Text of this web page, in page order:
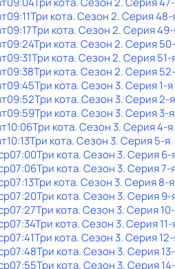
09:11Три кота. Сезон 2. Серия 48-
09:17Три кота. Сезон 2. Серия
09:24Три кота. Сезон 2. Серия
09:31Три кота. Сезон 2. Серия 51-
09:38Три кота. Сезон 2. Серия
09:45Три кота. Сезон 3. Серия 1-я
09:52Три кота. Сезон 3. Серия 2-я
09:59Три кота. Сезон 3. Серия 3-я
10:06Три кота. Сезон 3. Серия 4-я
10:13Три кота. Сезон 3. Серия 5-я
07:00Три кота. Сезон 3. Серия 6-
07:06Три кота. Сезон 3. Серия 7-
07:13Три кота. Сезон 3. Серия 8-я
07:20Три кота. Сезон 3. Серия 9-
07:27Три кота. Сезон 3. Серия
07:34Три кота. Сезон 3. Серия 11-
07:41Три кота. Сезон 3. Серия
07:48Три кота. Сезон 3. Серия
07:55Три кота. Сезон 3. Серия